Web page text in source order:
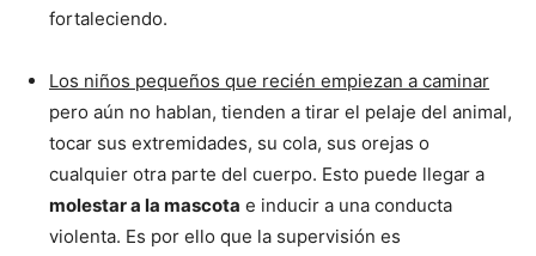
fortaleciendo.
Los niños pequeños que recién empiezan a caminar
pero aún no hablan, tienden a tirar el pelaje del animal,
tocar sus extremidades, su cola, sus orejas o
cualquier otra parte del cuerpo. Esto puede llegar a
molestar a la mascota e inducir a una conducta
violenta. Es por ello que la supervisión es